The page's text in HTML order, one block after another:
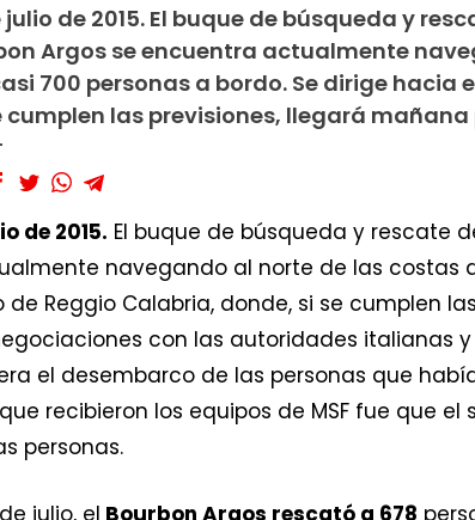
julio de 2015. El buque de búsqueda y
Argos se encuentra actualmente
700 personas a bordo. Se dirige hacia
cumplen las previsiones, llegará
de 2015. El buque de búsqueda y rescate
navegando al norte de las costas
Reggio Calabria, donde, si se cumplen
con las autoridades italianas
el desembarco de las personas que
recibieron los equipos de MSF fue que
personas.
julio, el Bourbon Argos rescató a 678